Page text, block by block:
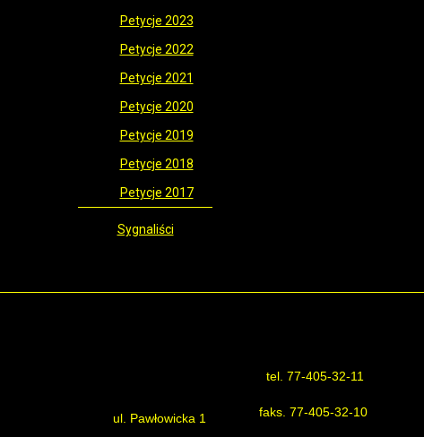
Petycje 2023
Petycje 2022
Petycje 2021
Petycje 2020
Petycje 2019
Petycje 2018
Petycje 2017
Sygnaliści
ul. Pawłowicka 1
tel. 77-405-32-11
faks. 77-405-32-10